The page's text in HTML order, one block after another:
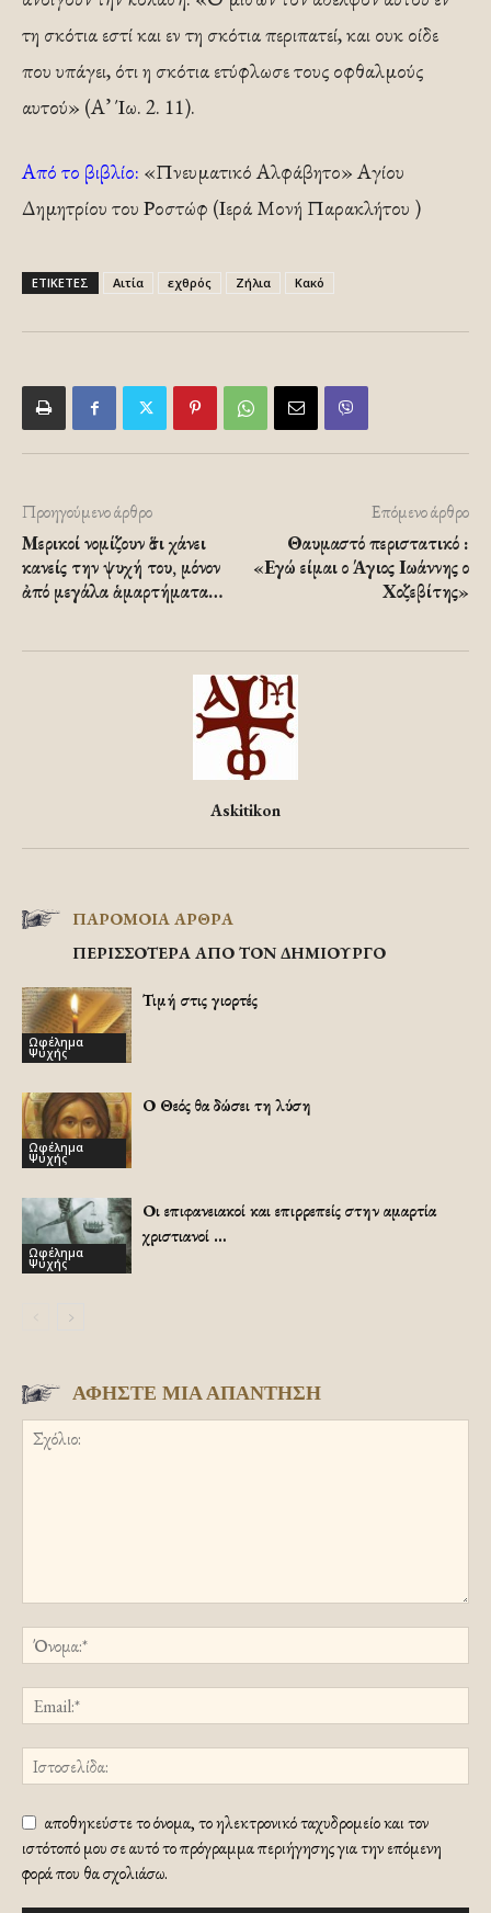
τη σκότια εστί και εν τη σκότια περιπατεί, και ουκ οίδε
που υπάγει, ότι η σκότια ετύφλωσε τους οφθαλμούς
αυτού» (Α’ Ίω. 2. 11).
Από το βιβλίο: «Πνευματικό Αλφάβητο» Αγίου
Δημητρίου του Ροστώφ (Ιερά Μονή Παρακλήτου )
ΕΤΙΚΕΤΕΣ Αιτία εχθρός Ζήλια Κακό
Προηγούμενο άρθρο
Μερικοί νομίζουν ὅτι χάνει
κανείς την ψυχή του, μόνον
ἀπό μεγάλα ἁμαρτήματα…
Επόμενο άρθρο
Θαυμαστό περιστατικό :
«Εγώ είμαι ο Άγιος Ιωάννης ο
Χοζεβίτης»
Askitikon
ΠΑΡΟΜΟΙΑ ΑΡΘΡΑ
ΠΕΡΙΣΣΟΤΕΡΑ ΑΠΟ ΤΟΝ ΔΗΜΙΟΥΡΓΟ
Ωφέλημα
Ψυχής
Τιμή στις γιορτές
Ωφέλημα
Ψυχής
Ο Θεός θα δώσει τη λύση
Ωφέλημα
Ψυχής
Οι επιφανειακοί και επιρρεπείς στην αμαρτία
χριστιανοί …
ΑΦΗΣΤΕ ΜΙΑ ΑΠΑΝΤΗΣΗ
αποθηκεύστε το όνομα, το ηλεκτρονικό ταχυδρομείο και τον
ιστότοπό μου σε αυτό το πρόγραμμα περιήγησης για την επόμενη
φορά που θα σχολιάσω.